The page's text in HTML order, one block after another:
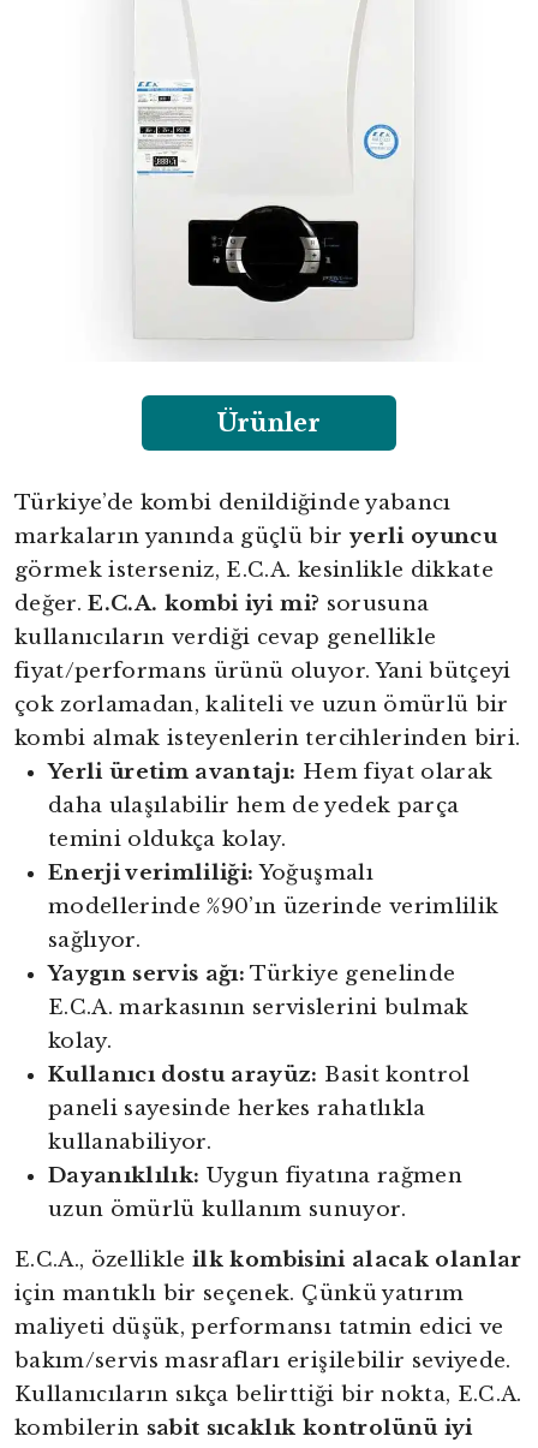
Ürünler
Türkiye’de kombi denildiğinde yabancı
markaların yanında güçlü bir yerli oyuncu
görmek isterseniz, E.C.A. kesinlikle dikkate
değer.E.C.A. kombi iyi mi? sorusuna
kullanıcıların verdiği cevap genellikle
fiyat/performans ürünü oluyor. Yani bütçeyi
çok zorlamadan, kaliteli ve uzun ömürlü bir
kombi almak isteyenlerin tercihlerinden biri.
Yerli üretim avantajı: Hem fiyat olarak
daha ulaşılabilir hem de yedek parça
temini oldukça kolay.
Enerji verimliliği: Yoğuşmalı
modellerinde %90’ın üzerinde verimlilik
sağlıyor.
Yaygın servis ağı: Türkiye genelinde
E.C.A. markasının servislerini bulmak
kolay.
Kullanıcı dostu arayüz: Basit kontrol
paneli sayesinde herkes rahatlıkla
kullanabiliyor.
Dayanıklılık: Uygun fiyatına rağmen
uzun ömürlü kullanım sunuyor.
E.C.A., özellikleilk kombisini alacak olanlar
için mantıklı bir seçenek. Çünkü yatırım
maliyeti düşük, performansı tatmin edici ve
bakım/servis masrafları erişilebilir seviyede.
Kullanıcıların sıkça belirttiği bir nokta, E.C.A.
kombilerin sabit sıcaklık kontrolünü iyi